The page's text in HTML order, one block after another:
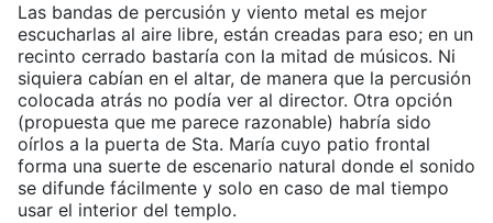
Las bandas de percusión y viento metal es mejor
escucharlas al aire libre, están creadas para eso; en un
recinto cerrado bastaría con la mitad de músicos. Ni
siquiera cabían en el altar, de manera que la percusión
colocada atrás no podía ver al director. Otra opción
(propuesta que me parece razonable) habría sido
oírlos a la puerta de Sta. María cuyo patio frontal
forma una suerte de escenario natural donde el sonido
se difunde fácilmente y solo en caso de mal tiempo
usar el interior del templo.